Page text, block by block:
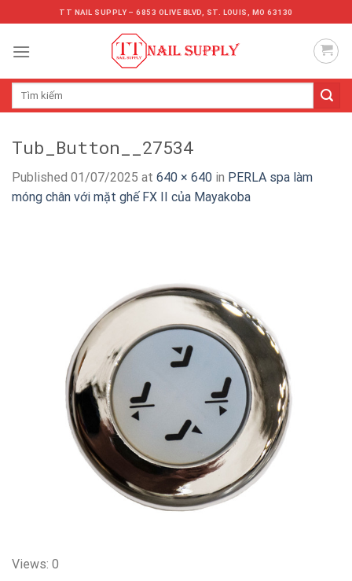
to
content
TT NAIL SUPPLY – 6853 OLIVE BLVD, ST. LOUIS, MO 63130
Tìm
Tub_Button__27534
Published 01/07/2025 at 640 × 640 in PERLA spa làm
móng chân với mặt ghế FX II của Mayakoba
Views: 0